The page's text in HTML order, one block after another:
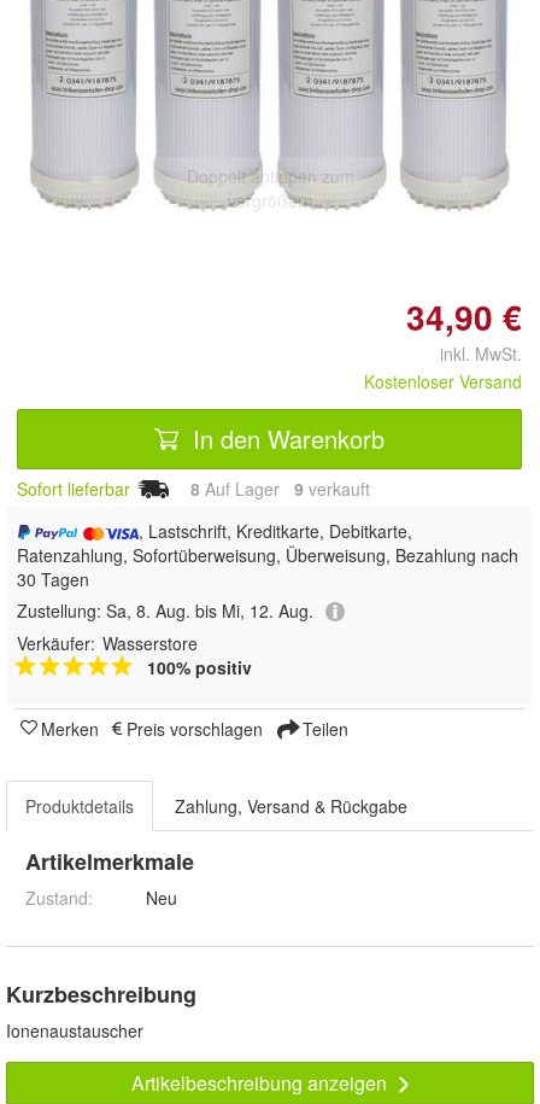
Doppelt antippen zum
vergrößern
34,90 €
inkl. MwSt.
Kostenloser Versand
In den Warenkorb
Sofort lieferbar 8 Auf Lager 9 verkauft
, Lastschrift, Kreditkarte, Debitkarte,
Ratenzahlung, Sofortüberweisung, Überweisung, Bezahlung nach
30 Tagen
Zustellung: Sa, 8. Aug. bis Mi, 12. Aug.
Verkäufer: Wasserstore
100% positiv
Merken Preis vorschlagen Teilen
Produktdetails Zahlung, Versand & Rückgabe
Artikelmerkmale
Zustand: Neu
Kurzbeschreibung
Ionenaustauscher
Artikelbeschreibung anzeigen